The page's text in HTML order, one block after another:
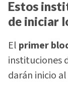
Estos
de iniciar
El primer
instituciones
darán inicio